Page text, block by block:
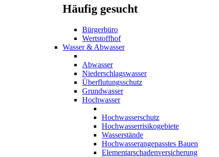
Häufig gesucht
Bürgerbüro
Wertstoffhof
Wasser & Abwasser
Abwasser
Niederschlagswasser
Überflutungsschutz
Grundwasser
Hochwasser
Hochwasserschutz
Hochwasserrisikogebiete
Wasserstände
Hochwasserangepasstes Bauen
Elementarschadenversicherung